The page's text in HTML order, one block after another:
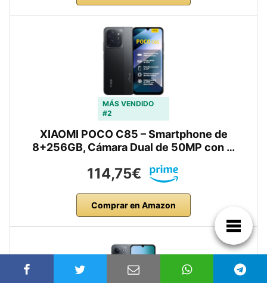
MÁS VENDIDO
#2
XIAOMI POCO C85 – Smartphone de
8+256GB, Cámara Dual de 50MP con …
114,75€
Comprar en Amazon